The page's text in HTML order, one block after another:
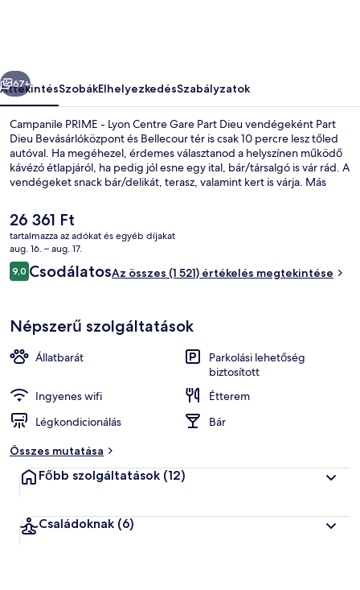
Dieu
képgalériája
Következő
67+
ÁttekintésSzobákElhelyezkedésSzabályzatok
Campanile PRIME - Lyon Centre Gare Part Dieu vendégeként Part
Dieu Bevásárlóközpont és Bellecour tér is csak 10 percre lesz tőled
autóval. Ha megéhezel, érdemes választanod a helyszínen működő
kávézó étlapjáról, ha pedig jól esne egy ital, bár/társalgó is vár rád. A
vendégeket snack bár/delikát, terasz, valamint kert is várja. Más
személyzet és elhelyezkedés. A tömegközlekedés rövid sétával
megközelíthető: Part Dieu Villette Sud villamosmegálló 6 perc,
Thiers-Lafayette villamosmegálló pedig 6 perc séta.
A
jelenlegi
ár
26 361 Ft
26 361 Ft
tartalmazza az adókat és egyéb díjakat
aug. 16. – aug. 17.
Értékelések
9,09,0 ennyiből: 10
CsodálatosAz összes (1 521) értékelés megtekintése
Népszerű szolgáltatások
Állatbarát
Parkolási lehetőség
biztosított
Ingyenes wifi
Étterem
Légkondicionálás
Bár
Összes mutatása
Főbb szolgáltatások (12)
Családoknak (6)